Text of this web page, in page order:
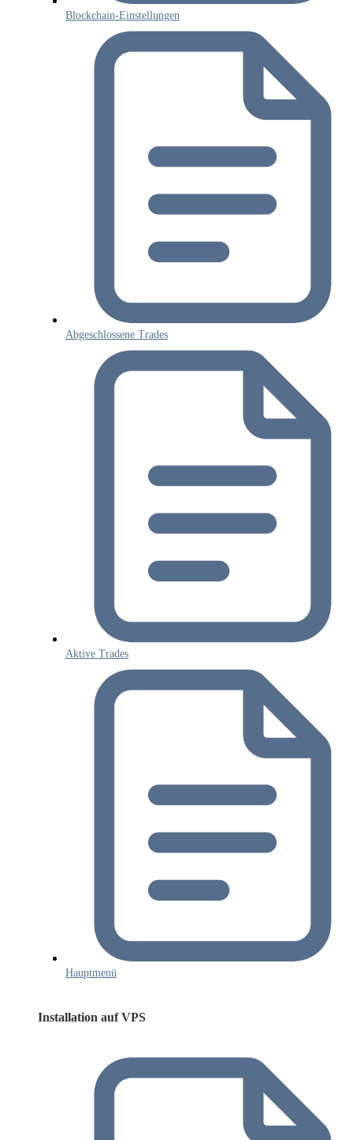
Blockchain-Einstellungen
Abgeschlossene Trades
Aktive Trades
Hauptmenü
Installation auf VPS